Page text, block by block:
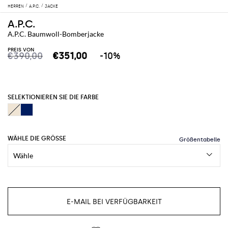
HERREN A.P.C. JACKE
A.P.C.
A.P.C. Baumwoll-Bomberjacke
PREIS VON
€390,00 €351,00 -10%
SELEKTIONIEREN SIE DIE FARBE
WÄHLE DIE GRÖSSE
E-MAIL BEI VERFÜGBARKEIT